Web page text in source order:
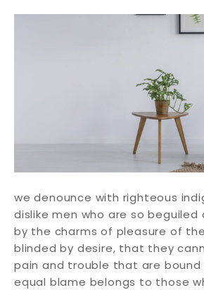
we denounce with righteous
dislike men who are so beguiled
by the charms of pleasure of
blinded by desire, that they
pain and trouble that are bound
equal blame belongs to those